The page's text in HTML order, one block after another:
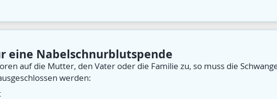
eine Nabelschnurblutspende
auf die Mutter, den Vater oder die Familie zu, so muss die
werden: